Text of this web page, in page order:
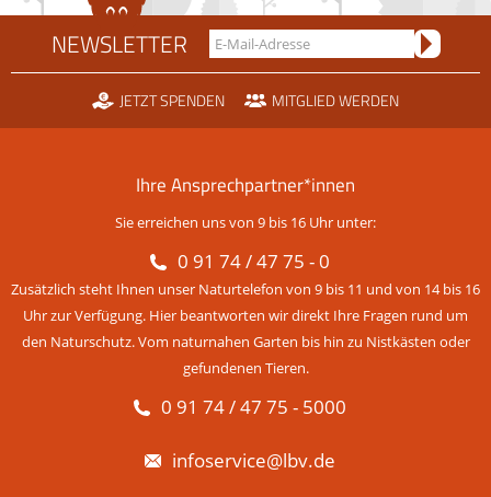
NEWSLETTER
JETZT SPENDEN MITGLIED WERDEN
Ihre Ansprechpartner*innen
Sie erreichen uns von 9 bis 16 Uhr unter:
0 91 74 / 47 75 - 0
Zusätzlich steht Ihnen unser Naturtelefon von 9 bis 11 und von 14 bis 16
Uhr zur Verfügung. Hier beantworten wir direkt Ihre Fragen rund um
den Naturschutz. Vom naturnahen Garten bis hin zu Nistkästen oder
gefundenen Tieren.
0 91 74 / 47 75 - 5000
infoservice@lbv.de